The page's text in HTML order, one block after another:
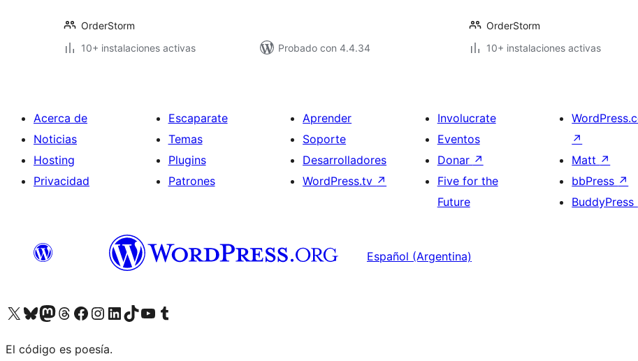
OrderStorm
10+ instalaciones activas
Probado con 4.4.34
OrderStorm
10+ instalaciones activas
Acerca de
Noticias
Hosting
Privacidad
Escaparate
Temas
Plugins
Patrones
Aprender
Soporte
Desarrolladores
WordPress.tv ↗
Involucrate
Eventos
Donar ↗
Five for the
Future
↗
Matt ↗
bbPress ↗
BuddyPress
Español (Argentina)
Visitá nuestra cuenta de X (anteriormente Twitter)
Visitá nuestra cuenta de Bluesky
Visitá nuestra cuenta de Mastodon
Visitá nuestra cuenta de Threads
Visitá nuestra página de Facebook
Visitá nuestra cuenta de Instagram
Visitá nuestra cuenta de LinkedIn
Visitá nuestra cuenta de TikTok
Visitá nuestro canal de YouTube
Visitá nuestra cuenta de Tumblr
El código es poesía.